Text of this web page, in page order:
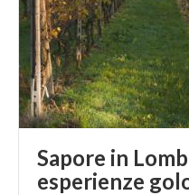
Sapore in
esperienze